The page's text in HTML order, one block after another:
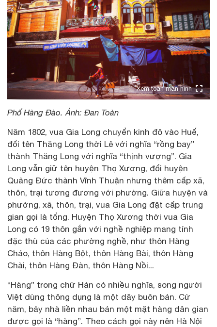
Xem toàn màn hình
Phố Hàng Đào. Ảnh: Đan Toàn
Năm 1802, vua Gia Long chuyển kinh đô vào Huế,
đổi tên Thăng Long thời Lê với nghĩa “rồng bay”
thành Thăng Long với nghĩa “thịnh vượng”. Gia
Long vẫn giữ tên huyện Thọ Xương, đổi huyện
Quảng Đức thành Vĩnh Thuận nhưng thêm cấp xã,
thôn, trại tương đương với phường. Giữa huyện và
phường, xã, thôn, trại, vua Gia Long đặt cấp trung
gian gọi là tổng. Huyện Thọ Xương thời vua Gia
Long có 19 thôn gắn với nghề nghiệp mang tính
đặc thù của các phường nghề, như thôn Hàng
Cháo, thôn Hàng Bột, thôn Hàng Bài, thôn Hàng
Chài, thôn Hàng Đàn, thôn Hàng Nồi...
“Hàng” trong chữ Hán có nhiều nghĩa, song người
Việt dùng thông dụng là một dãy buôn bán. Cứ
năm, bảy nhà liền nhau bán một mặt hàng dân gian
được gọi là “hàng”. Theo cách gọi này nên Hà Nội